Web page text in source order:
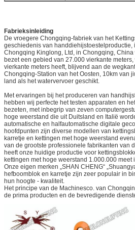
Fabrieksinleiding
De vroegere Chongqing-fabriek van het
geschiedenis van handdiehijstoestelproductie,
Chongqing Kinglong, Ltd, in Chongqing,
bezet een gebied van 27.000 vierkante
vierkante meters heeft, blijvend aan de
Chongqing-Station van het Oosten, 10km van
land als het watervervoer geschikt.
Met ervaringen bij het produceren van
hebben wij perfecte het testen apparaten en
bezeten, met inbegrip van zeven
hoge weerstand die uit Duitsland en Italië
automatische en halfautomatische digitale
hoofdpunten zijn diverse modellen van
karretje en kettingen met hoge weerstand
van de grootste professionele fabrikanten van
heeft onze huidige productie voor
kettingen met hoge weerstand 1.000.000 meet
Onze eigen merken „SHAN CHENG“
hefboomblok en karretje zijn zeer populair in
hun hoogte - kwaliteit.
Het principe van de Machinesco. van
de prima producten en de bevredigende